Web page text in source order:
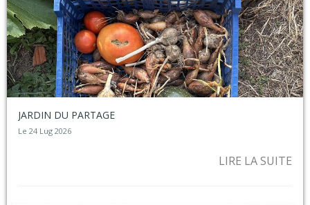
JARDIN DU PARTAGE
Le 24 Lug 2026
LIRE LA SUITE